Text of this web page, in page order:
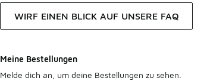
WIRF EINEN BLICK AUF UNSERE FAQ
Meine Bestellungen
Melde dich an, um deine Bestellungen zu sehen.